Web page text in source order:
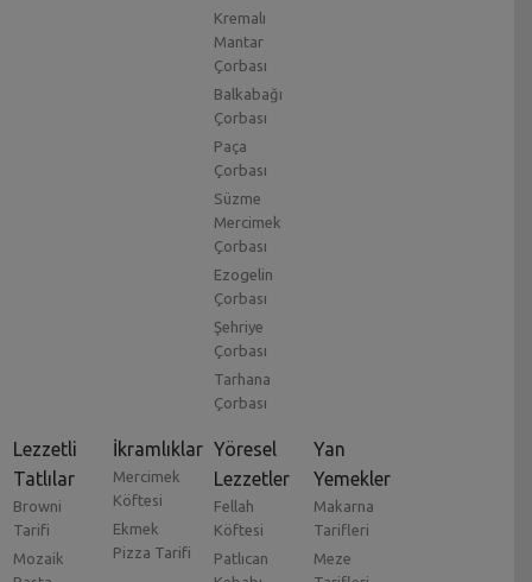
Kremalı
Mantar
Çorbası
Balkabağı
Çorbası
Paça
Çorbası
Süzme
Mercimek
Çorbası
Ezogelin
Çorbası
Şehriye
Çorbası
Tarhana
Çorbası
Lezzetli
Tatlılar
Browni
Tarifi
Mozaik
İkramlıklar
Mercimek
Köftesi
Ekmek
Pizza Tarifi
Yöresel
Lezzetler
Fellah
Köftesi
Patlıcan
Yan
Yemekler
Makarna
Tarifleri
Meze